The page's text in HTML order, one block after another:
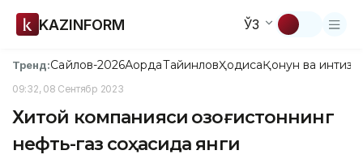
KAZINFORM ЎЗ
Тренд:Сайлов-2026АқордаТайинловҲодисаҚонун ва
09:32, 08 Сентябр 2023
Хитой компанияси Қозоғистоннинг
нефть-газ соҳасида янги